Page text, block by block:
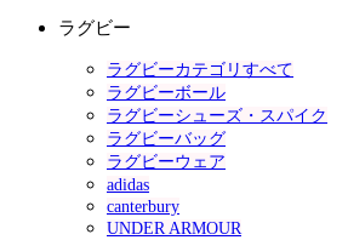
ラグビー
ラグビーカテゴリすべて
ラグビーボール
ラグビーシューズ・スパイク
ラグビーバッグ
ラグビーウェア
adidas
canterbury
UNDER ARMOUR